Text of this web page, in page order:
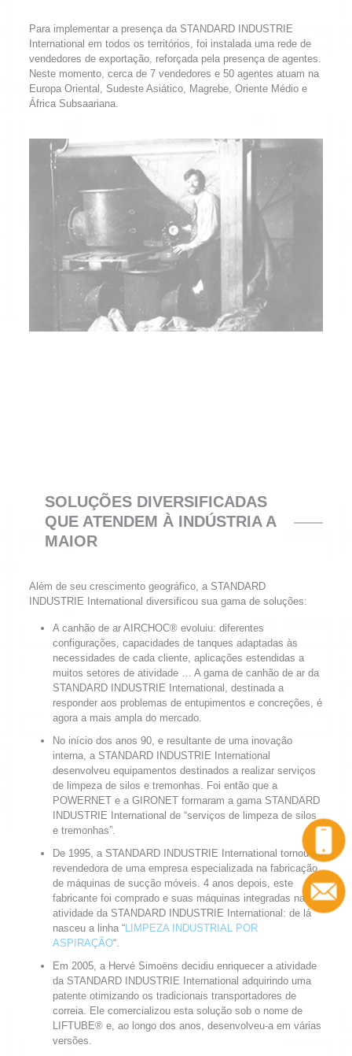
Para implementar a presença da STANDARD INDUSTRIE
International em todos os territórios, foi instalada uma rede de
vendedores de exportação, reforçada pela presença de agentes.
Neste momento, cerca de 7 vendedores e 50 agentes atuam na
Europa Oriental, Sudeste Asiático, Magrebe, Oriente Médio e
África Subsaariana.
SOLUÇÕES DIVERSIFICADAS
QUE ATENDEM À INDÚSTRIA A
MAIOR
Além de seu crescimento geográfico, a STANDARD
INDUSTRIE International diversificou sua gama de soluções:
A canhão de ar AIRCHOC® evoluiu: diferentes
configurações, capacidades de tanques adaptadas às
necessidades de cada cliente, aplicações estendidas a
muitos setores de atividade … A gama de canhão de ar da
STANDARD INDUSTRIE International, destinada a
responder aos problemas de entupimentos e concreções, é
agora a mais ampla do mercado.
No início dos anos 90, e resultante de uma inovação
interna, a STANDARD INDUSTRIE International
desenvolveu equipamentos destinados a realizar serviços
de limpeza de silos e tremonhas. Foi então que a
POWERNET e a GIRONET formaram a gama STANDARD
INDUSTRIE International de “serviços de limpeza de silos
e tremonhas”.
De 1995, a STANDARD INDUSTRIE International tornou-se
revendedora de uma empresa especializada na fabricação
de máquinas de sucção móveis. 4 anos depois, este
fabricante foi comprado e suas máquinas integradas na
atividade da STANDARD INDUSTRIE International: de lá
nasceu a linha “LIMPEZA INDUSTRIAL POR
ASPIRAÇÃO“.
Em 2005, a Hervé Simoëns decidiu enriquecer a atividade
da STANDARD INDUSTRIE International adquirindo uma
patente otimizando os tradicionais transportadores de
correia. Ele comercializou esta solução sob o nome de
LIFTUBE® e, ao longo dos anos, desenvolveu-a em várias
versões.